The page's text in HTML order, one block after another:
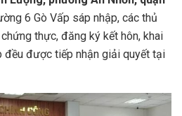
6 Gò Vấp sáp nhập, các thủ
thực, đăng ký kết hôn, khai
đều được tiếp nhận giải quyết tại